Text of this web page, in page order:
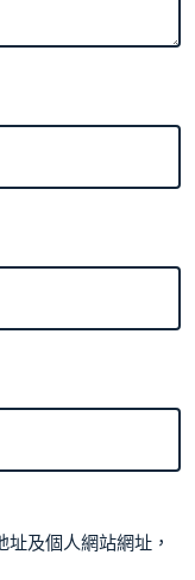
及個人網站網址，